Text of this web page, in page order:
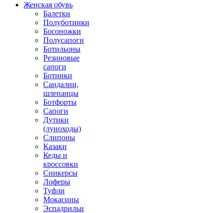
Женская обувь
Балетки
Полуботинки
Босоножки
Полусапоги
Ботильоны
Резиновые
сапоги
Ботинки
Сандалии,
шлепанцы
Ботфорты
Сапоги
Дутики
(луноходы)
Слипоны
Казаки
Кеды и
кроссовки
Сникерсы
Лоферы
Туфли
Мокасины
Эспадрильи